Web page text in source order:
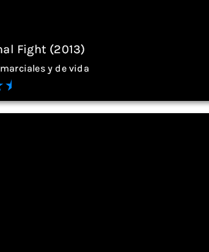
Fight (2013)
y de vida